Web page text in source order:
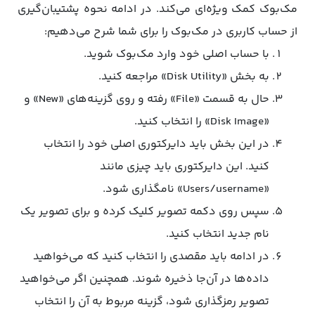
مک‌بوک کمک ویژه‌ای می‌کند. در ادامه نحوه پشتیبان‌گیری
از حساب کاربری در مک‌بوک را برای شما شرح می‌دهیم:
با حساب اصلی خود وارد مک‌بوک شوید.
به بخش «Disk Utility» مراجعه کنید.
حال به قسمت «File» رفته و روی گزینه‌های «New» و
«Disk Image» را انتخاب کنید.
در این بخش باید دایرکتوری اصلی خود را انتخاب
کنید. این دایرکتوری باید چیزی مانند
«Users/username» نامگذاری شود.
سپس روی دکمه تصویر کلیک کرده و برای تصویر یک
نام جدید انتخاب کنید.
در ادامه باید مقصدی را انتخاب کنید که می‌خواهید
داده‌ها در آن‌جا ذخیره شوند. همچنین اگر می‌خواهید
تصویر رمزگذاری شود، گزینه مربوط به آن را انتخاب